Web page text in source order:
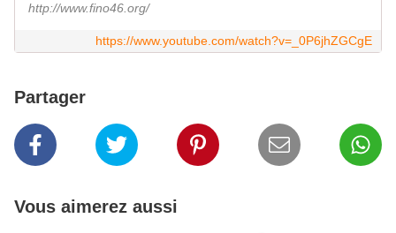
http://www.fino46.org/
https://www.youtube.com/watch?v=_0P6jhZGCgE
Partager
Vous aimerez aussi